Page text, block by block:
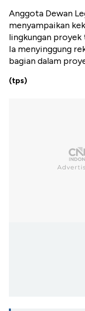
Anggota Dewan
menyampaikan
lingkungan
Ia menyinggung
bagian dalam
(tps)